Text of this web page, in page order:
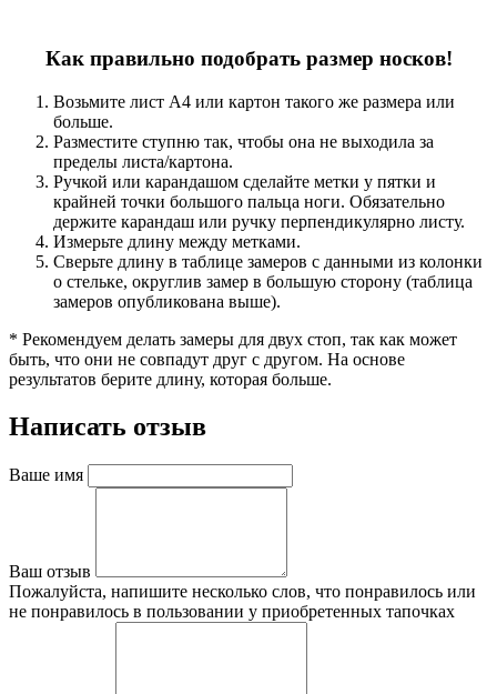
Как правильно подобрать размер носков!
Возьмите лист А4 или картон такого же размера или
больше.
Разместите ступню так, чтобы она не выходила за
пределы листа/картона.
Ручкой или карандашом сделайте метки у пятки и
крайней точки большого пальца ноги. Обязательно
держите карандаш или ручку перпендикулярно листу.
Измерьте длину между метками.
Сверьте длину в таблице замеров с данными из колонки
о стельке, округлив замер в большую сторону (таблица
замеров опубликована выше).
* Рекомендуем делать замеры для двух стоп, так как может
быть, что они не совпадут друг с другом. На основе
результатов берите длину, которая больше.
Написать отзыв
Ваше имя
Ваш отзыв
Пожалуйста, напишите несколько слов, что понравилось или
не понравилось в пользовании у приобретенных тапочках